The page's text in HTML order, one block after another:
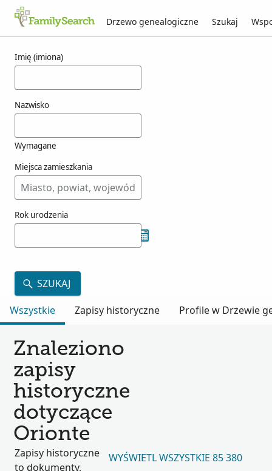
Drzewo genealogiczne Szukaj
Imię (imiona)
Nazwisko
Wymagane
Miejsca zamieszkania
Rok urodzenia
SZUKAJ
Wszystkie
Zapisy historyczne Profile w Drzewie
Znaleziono
zapisy
historyczne
dotyczące
Orionte
Zapisy historyczne
to dokumenty,
WYŚWIETL WSZYSTKIE 85 380